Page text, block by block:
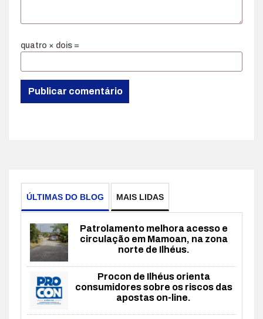
quatro × dois =
ÚLTIMAS DO BLOG MAIS LIDAS
Patrolamento melhora acesso e
circulação em Mamoan, na zona
norte de Ilhéus.
Procon de Ilhéus orienta
consumidores sobre os riscos das
apostas on-line.